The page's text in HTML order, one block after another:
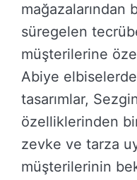
mağazalarından
süregelen
müşterilerine
Abiye
tasarımlar,
özelliklerinden
zevke ve tarza
müşterilerinin